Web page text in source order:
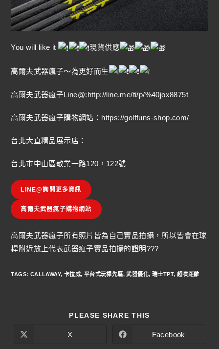
You will like it 現貨供應
高爾夫武器瘋子～為更好而生
高爾夫武器瘋子Line@:http://line.me/ti/p/%40jox8875t
高爾夫武器瘋子購物網站： https://golffuns-shop.com/
台北大直精品展示店：
台北市中山區敬業一路120，122號
LINE@詢問更多資訊
高爾夫武器瘋子購物網站
高爾夫武器瘋子所有照片皆為自己實品拍攝，所以皆會在球
桿附近放上代表武器瘋子實品拍攝的證明???
TAGS: CALLAWAY, 卡拉威, 平台式玩桿先驅, 武器優化, 瑞士TPT, 超噴距離
PLEASE SHARE THIS
X Facebook